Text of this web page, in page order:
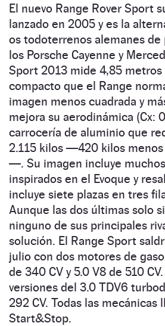
El nuevo Range Rover Sport
lanzado en 2005 y es la
os todoterrenos alemanes
los Porsche Cayenne y
Sport 2013 mide 4,85 metros
compacto que el Range
imagen menos cuadrada y
mejora su aerodinámica (Cx:
carrocería de aluminio que
2.115 kilos —420 kilos
—. Su imagen incluye
inspirados en el Evoque y
incluye siete plazas en tres
Aunque las dos últimas solo
ninguno de sus principales
solución. El Range Sport
julio con dos motores de
de 340 CV y 5.0 V8 de 510
versiones del 3.0 TDV6
292 CV. Todas las mecánicas
Start&Stop.